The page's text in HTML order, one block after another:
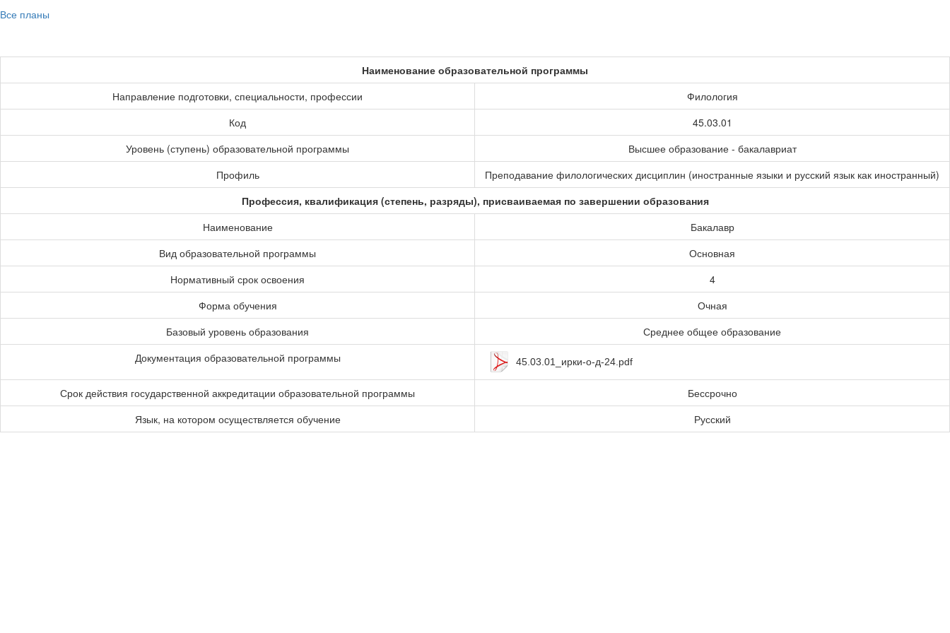
Все планы
Наименование образовательной программы
Направление подготовки, специальности, профессии
Филология
Код
45.03.01
Уровень (ступень) образовательной программы
Высшее образование - бакалавриат
Профиль
Преподавание филологических дисциплин (иностранные языки и русский язык как иностранный)
Профессия, квалификация (степень, разряды), присваиваемая по завершении образования
Наименование
Бакалавр
Вид образовательной программы
Основная
Нормативный срок освоения
4
Форма обучения
Очная
Базовый уровень образования
Среднее общее образование
Документация образовательной программы
45.03.01_ирки-о-д-24.pdf
Срок действия государственной аккредитации образовательной программы
Бессрочно
Язык, на котором осуществляется обучение
Русский